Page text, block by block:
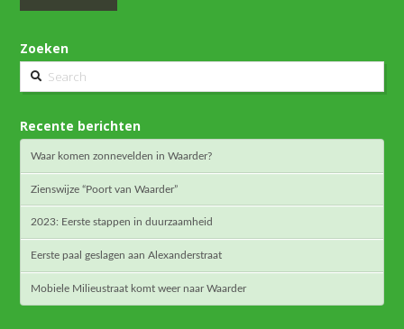
Zoeken
Search
Recente berichten
Waar komen zonnevelden in Waarder?
Zienswijze “Poort van Waarder”
2023: Eerste stappen in duurzaamheid
Eerste paal geslagen aan Alexanderstraat
Mobiele Milieustraat komt weer naar Waarder